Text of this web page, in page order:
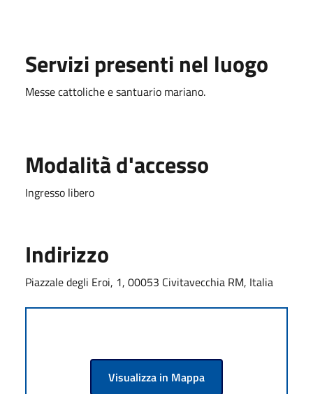
Servizi presenti nel luogo
Messe cattoliche e santuario mariano.
Modalità d'accesso
Ingresso libero
Indirizzo
Piazzale degli Eroi, 1, 00053 Civitavecchia RM, Italia
Visualizza in Mappa